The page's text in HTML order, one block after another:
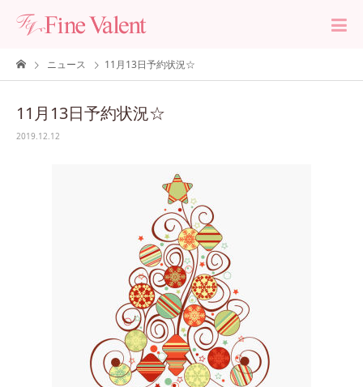
ニュース 11月13日予約状況☆
11月13日予約状況☆
2019.12.12